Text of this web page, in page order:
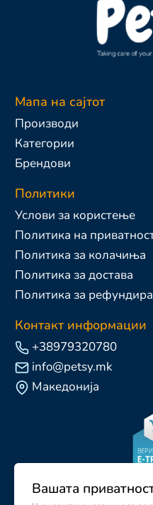
Вашата
Мапа на сајтот
Производи
Категории
Брендови
Политики
Услови за користење
Политика на
Политика за колачиња
Политика за достава
Политика за
Контакт информации
+38979320780
info@petsy.mk
Македонија